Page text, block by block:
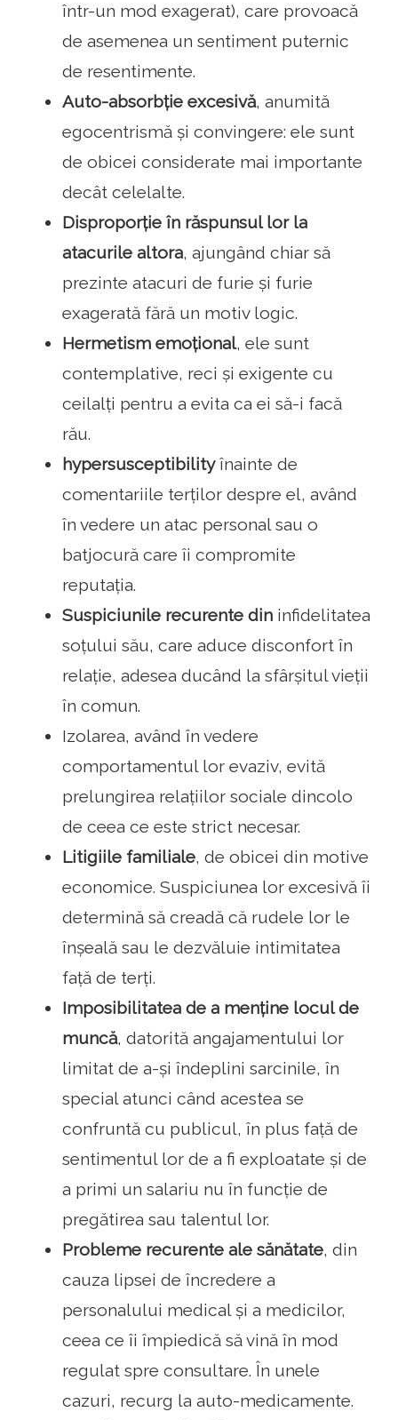
într-un mod exagerat), care provoacă
de asemenea un sentiment puternic
de resentimente.
Auto-absorbție excesivă, anumită
egocentrismă și convingere: ele sunt
de obicei considerate mai importante
decât celelalte.
Disproporție în răspunsul lor la
atacurile altora, ajungând chiar să
prezinte atacuri de furie și furie
exagerată fără un motiv logic.
Hermetism emoțional, ele sunt
contemplative, reci și exigente cu
ceilalți pentru a evita ca ei să-i facă
rău.
hypersusceptibilityînainte de
comentariile terților despre el, având
în vedere un atac personal sau o
batjocură care îi compromite
reputația.
Suspiciunile recurente din infidelitatea
soțului său, care aduce disconfort în
relație, adesea ducând la sfârșitul vieții
în comun.
Izolarea, având în vedere
comportamentul lor evaziv, evită
prelungirea relațiilor sociale dincolo
de ceea ce este strict necesar.
Litigiile familiale, de obicei din motive
economice. Suspiciunea lor excesivă îi
determină să creadă că rudele lor le
înșeală sau le dezvăluie intimitatea
față de terți.
Imposibilitatea de a menține locul de
muncă, datorită angajamentului lor
limitat de a-și îndeplini sarcinile, în
special atunci când acestea se
confruntă cu publicul, în plus față de
sentimentul lor de a fi exploatate și de
a primi un salariu nu în funcție de
pregătirea sau talentul lor.
Probleme recurente ale sănătate, din
cauza lipsei de încredere a
personalului medical și a medicilor,
ceea ce îi împiedică să vină în mod
regulat spre consultare. În unele
cazuri, recurg la auto-medicamente.